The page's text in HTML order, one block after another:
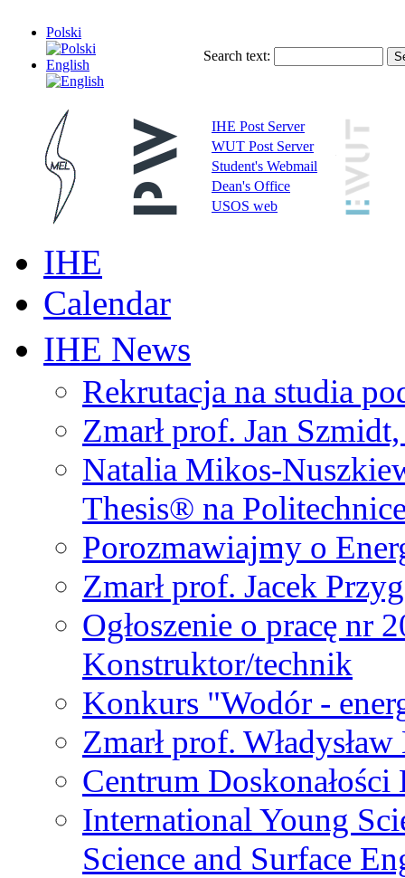
Polski
English
Search text:
IHE Post Server
WUT Post Server
Student's Webmail
Dean's Office
USOS web
IHE
Calendar
IHE News
Rekrutacja na studia
Zmarł prof. Jan
Natalia Mikos-
Thesis® na
Porozmawiajmy o
Zmarł prof. Jacek
Ogłoszenie o pracę nr
Konstruktor/technik
Konkurs "Wodór -
Zmarł prof.
Centrum
International Young
Science and Surface